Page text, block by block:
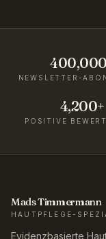
NEWSLETTER-
4,200+
POSITIVE
Mads Timmermann
HAUTPFLEGE-
Evidenzbasierte